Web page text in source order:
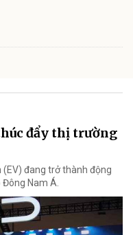
đẩy thị trường
(EV) đang trở thành động
Nam Á.